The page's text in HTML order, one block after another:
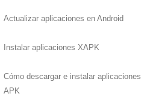
Actualizar aplicaciones en Android
Instalar aplicaciones XAPK
Cómo descargar e instalar aplicaciones
APK